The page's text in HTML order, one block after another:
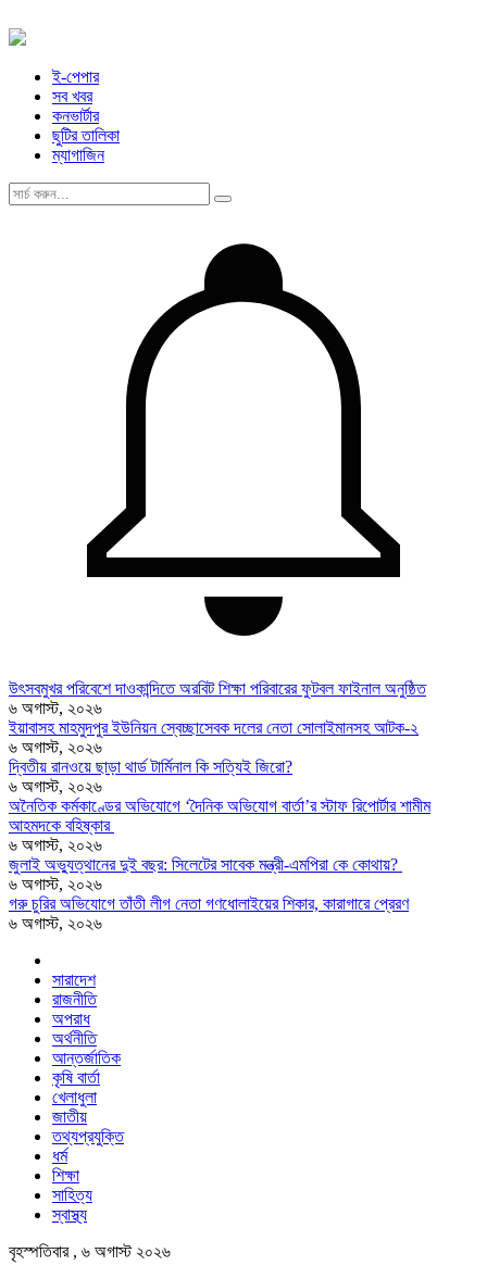
ই-পেপার
সব খবর
কনভার্টার
ছুটির তালিকা
ম্যাগাজিন
উৎসবমুখর পরিবেশে দাওকান্দিতে অরবিট শিক্ষা পরিবারের ফুটবল ফাইনাল অনুষ্ঠিত
৬ অগাস্ট, ২০২৬
ইয়াবাসহ মাহমুদপুর ইউনিয়ন স্বেচ্ছাসেবক দলের নেতা সোলাইমানসহ আটক-২
৬ অগাস্ট, ২০২৬
দ্বিতীয় রানওয়ে ছাড়া থার্ড টার্মিনাল কি সত্যিই জিরো?
৬ অগাস্ট, ২০২৬
অনৈতিক কর্মকাণ্ডের অভিযোগে ‘দৈনিক অভিযোগ বার্তা’র স্টাফ রিপোর্টার শামীম
আহমদকে বহিষ্কার
৬ অগাস্ট, ২০২৬
জুলাই অভ্যুত্থানের দুই বছর: সিলেটের সাবেক মন্ত্রী-এমপিরা কে কোথায়? ​
৬ অগাস্ট, ২০২৬
গরু চুরির অভিযোগে তাঁতী লীগ নেতা গণধোলাইয়ের শিকার, কারাগারে প্রেরণ
৬ অগাস্ট, ২০২৬
সারাদেশ
রাজনীতি
অপরাধ
অর্থনীতি
আন্তর্জাতিক
কৃষি বার্তা
খেলাধুলা
জাতীয়
তথ্যপ্রযুক্তি
ধর্ম
শিক্ষা
সাহিত্য
স্বাস্থ্য
বৃহস্পতিবার , ৬ অগাস্ট ২০২৬